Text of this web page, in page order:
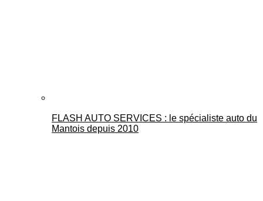
FLASH AUTO SERVICES : le spécialiste auto du
Mantois depuis 2010